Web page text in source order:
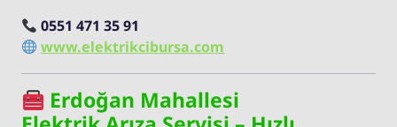
0551 471 35 91
www.elektrikcibursa.com
Erdoğan Mahallesi